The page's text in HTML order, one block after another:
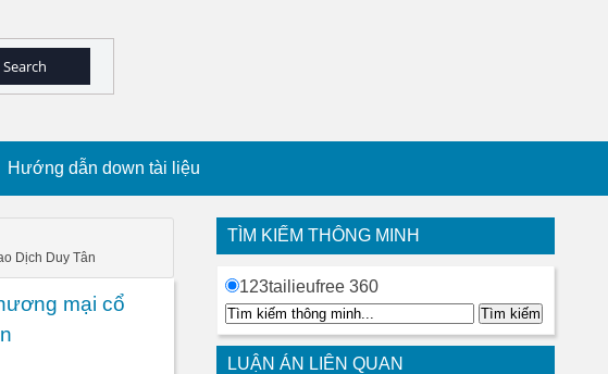
Hướng dẫn down tài liệu
Dịch Duy Tân
mại cổ
TÌM KIẾM THÔNG MINH
123tailieufree 360
LUẬN ÁN LIÊN QUAN